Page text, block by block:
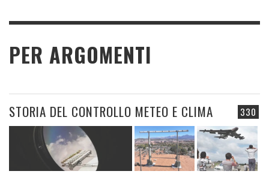
PER ARGOMENTI
330
STORIA DEL CONTROLLO METEO E CLIMA